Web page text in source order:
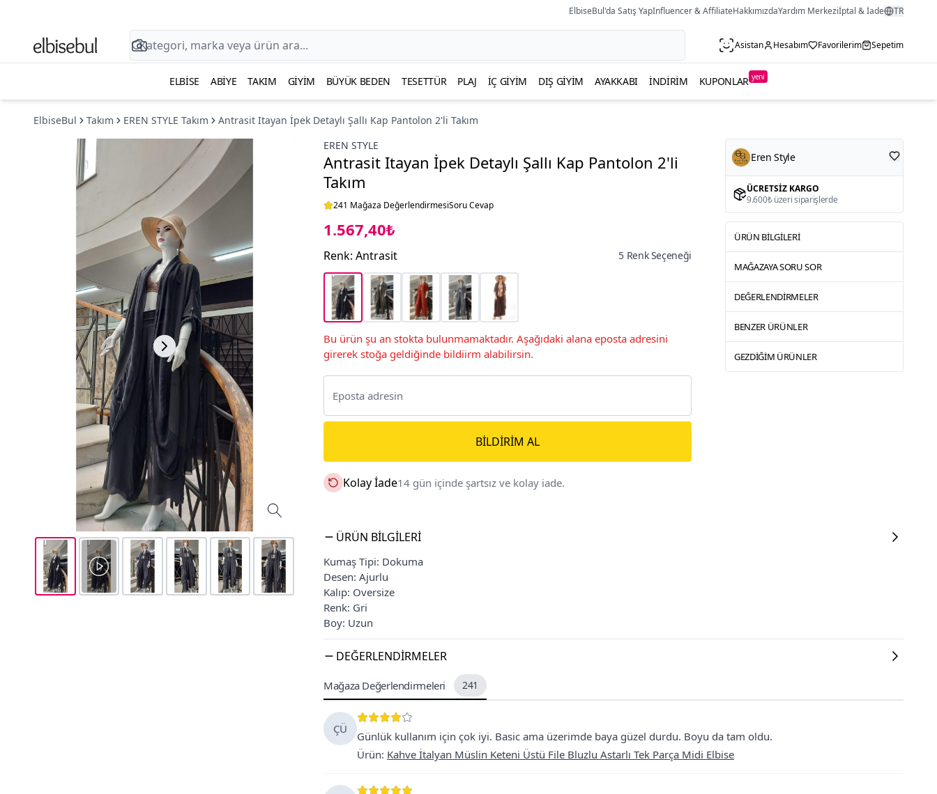
ElbiseBul'da Satış YapInfluencer & AffiliateHakkımızdaYardım Merkeziİptal & İade TR
Asistan Hesabım Favorilerim Sepetim
ELBISE ABIYE TAKIM GIYIM BÜYÜK BEDEN TESETTÜR PLAJ İÇ GIYIM DIŞ GIYIM AYAKKABI İNDIRIM KUPONLAR yeni
ElbiseBul Takım EREN STYLE Takım
Antrasit Itayan İpek Detaylı Şallı Kap Pantolon 2'li Takım
EREN STYLE
Antrasit Itayan İpek Detaylı Şallı Kap Pantolon 2'li
Takım
241 Mağaza DeğerlendirmesiSoru Cevap
1.567,40₺
Renk: Antrasit 5 Renk Seçeneği
Bu ürün şu an stokta bulunmamaktadır. Aşağıdaki alana eposta adresini
girerek stoğa geldiğinde bildiirm alabilirsin.
BILDIRIM AL
Kolay İade14 gün içinde şartsız ve kolay iade.
Eren Style
ÜCRETSIZ KARGO
9.600₺ üzeri siparişlerde
ÜRÜN BILGILERI
MAĞAZAYA SORU SOR
DEĞERLENDIRMELER
BENZER ÜRÜNLER
GEZDIĞIM ÜRÜNLER
ÜRÜN BILGILERI
Kumaş Tipi: Dokuma
Desen: Ajurlu
Kalıp: Oversize
Renk: Gri
Boy: Uzun
DEĞERLENDIRMELER
Mağaza Değerlendirmeleri 241
ÇÜ
Günlük kullanım için çok iyi. Basic ama üzerimde baya güzel durdu. Boyu da tam oldu.
Ürün: Kahve İtalyan Müslin Keteni Üstü File Bluzlu Astarlı Tek Parça Midi Elbise